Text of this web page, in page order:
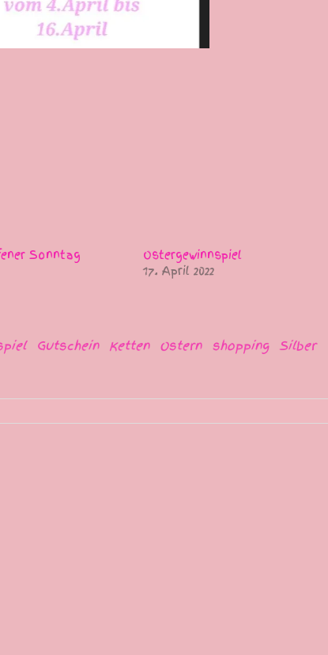
Sonntag
Ostergewinnspiel
17. April 2022
Gutschein Ketten Ostern shopping
Silber